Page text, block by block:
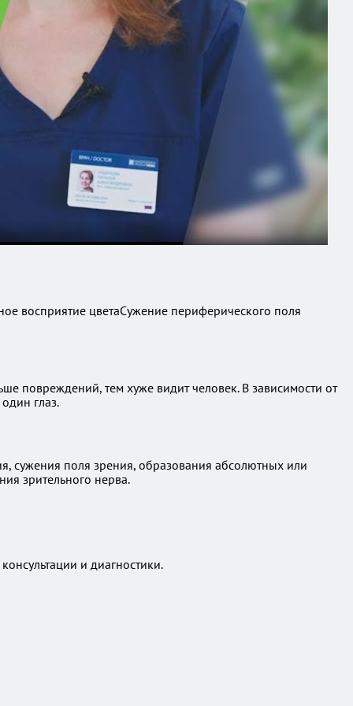
восприятие цветаСужение периферического поля
повреждений, тем хуже видит человек. В зависимости от
глаз.
сужения поля зрения, образования абсолютных или
зрительного нерва.
и диагностики.